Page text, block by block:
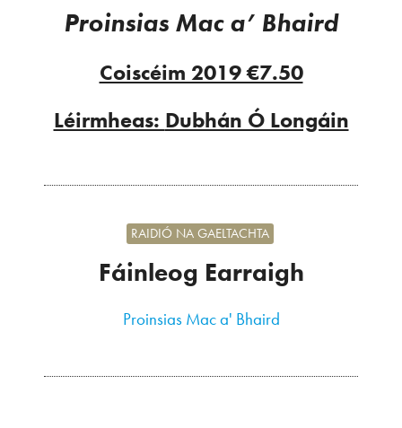
Proinsias Mac a’ Bhaird
Coiscéim 2019 €7.50
Léirmheas: Dubhán Ó Longáin
Fáinleog Earraigh
RAIDIÓ NA GAELTACHTA
Proinsias Mac a' Bhaird